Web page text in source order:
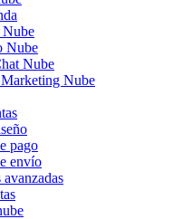
Nube
Nube
Nube
Nube
pago
envío